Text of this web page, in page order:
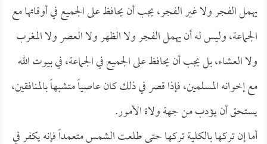
يهمل الفجر ولا غير الفجر، يجب أن يحافظ على الجميع في أوقاتها مع
الجماعة، وليس له أن يهمل الفجر ولا الظهر ولا العصر ولا المغرب
ولا العشاء، بل يجب أن يحافظ على الجميع في الجماعة، في بيوت الله
مع إخوانه المسلمين، فإذا قصر في ذلك كان عاصياً متشبهاً بالمنافقين،
يستحق أن يؤدب من جهة ولاة الأمور.
أما إن تركها بالكلية تركها حتى طلعت الشمس متعمداً فإنه يكفر في